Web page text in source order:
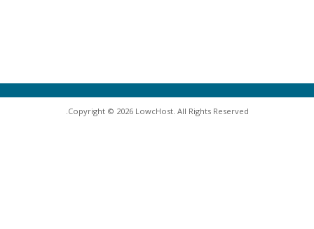
Copyright © 2026 LowcHost. All Rights Reserved.